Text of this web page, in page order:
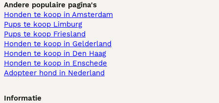
Andere populaire pagina's
Honden te koop in Amsterdam
Pups te koop Limburg​
Pups te koop Friesland​
Honden te koop in Gelderland
Honden te koop in Den Haag
Honden te koop in Enschede
Adopteer hond in Nederland
Informatie